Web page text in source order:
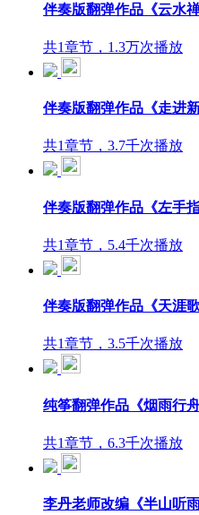
伴奏版翻弹作品《云水
共1章节，1.3万次播放
伴奏版翻弹作品《走进
共1章节，3.7千次播放
伴奏版翻弹作品《左手
共1章节，5.4千次播放
伴奏版翻弹作品《天涯
共1章节，3.5千次播放
纯筝翻弹作品《烟雨行
共1章节，6.3千次播放
李丹老师改编《半山听